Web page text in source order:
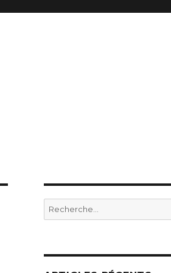
Recherche
pour